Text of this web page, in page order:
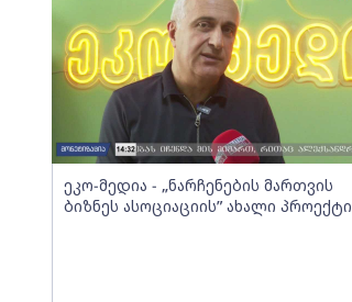
ეკო-მედია - „ნარჩენების მართვის
ბიზნეს ასოციაციის” ახალი პროექტი